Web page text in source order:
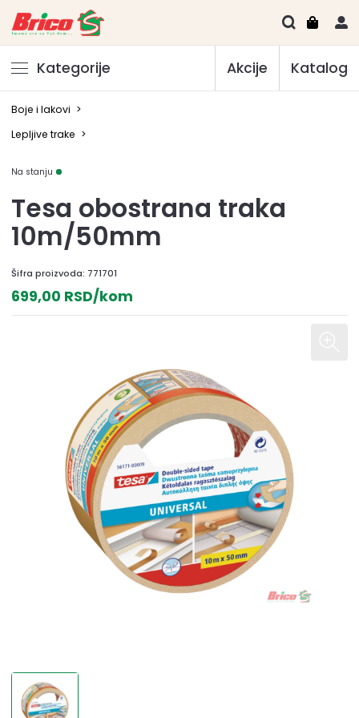
Kategorije Akcije Katalog
Boje i lakovi >
Lepljive trake >
Na stanju
Tesa obostrana traka
10m/50mm
Šifra proizvoda: 771701
699,00 RSD/kom